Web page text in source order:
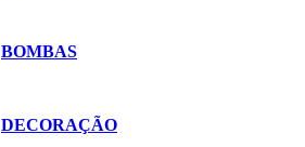
BOMBAS
DECORAÇÃO